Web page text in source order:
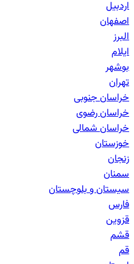
اردبیل
اصفهان
البرز
ایلام
بوشهر
تهران
خراسان جنوبی
خراسان رضوی
خراسان شمالی
خوزستان
زنجان
سمنان
سیستان و بلوچستان
فارس
قزوین
قشم
قم